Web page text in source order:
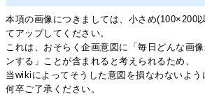
本項の画像につきましては、小さめ(100×200
てアップしてください。
これは、おそらく企画意図に「毎日どんな画
ンする」ことが含まれると考えられるため、
当wikiによってそうした意図を損なわないよう
何卒ご了承ください。